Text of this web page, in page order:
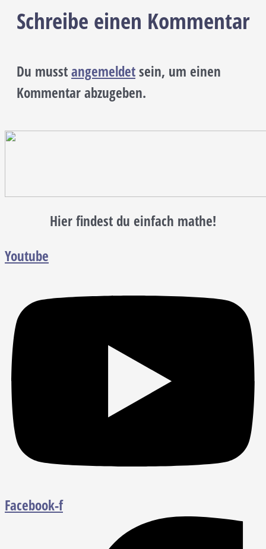
Schreibe einen Kommentar
Du musstangemeldetsein, um einen
Kommentar abzugeben.
Hier findest du einfach mathe!
Youtube
Facebook-f